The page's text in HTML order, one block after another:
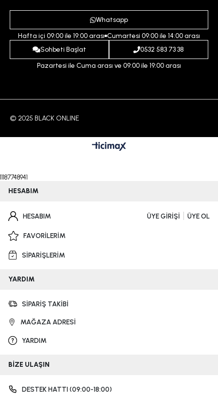
Ödeme ve Teslimat Koşulları
İptal ve İade Koşulları
İndirim
Whatsapp
Hafta içi 09:00 ile 19:00 arası Cumartesi 09:00 ile 14:00 arası
Sohbeti Başlat
0532 583 73 38
Pazartesi ile Cuma arası ve 09:00 ile 19:00 arası
© 2025 BLACK ONLINE
11187748941
HESABIM
HESABIM ÜYE GİRİŞİ ÜYE OL
FAVORİLERİM
SİPARİŞLERİM
YARDIM
SİPARİŞ TAKİBİ
MAĞAZA ADRESİ
YARDIM
BİZE ULAŞIN
DESTEK HATTI (09:00-18:00)